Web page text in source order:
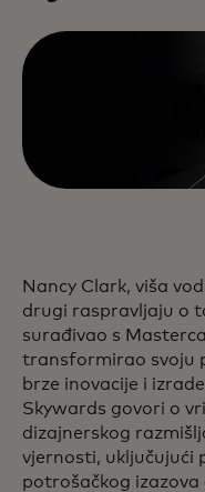
Nancy Clark, viša
drugi raspravljaju o
surađivao s
transformirao svoju
brze inovacije i
Skywards govori o
dizajnerskog
vjernosti, uključujući
potrošačkog